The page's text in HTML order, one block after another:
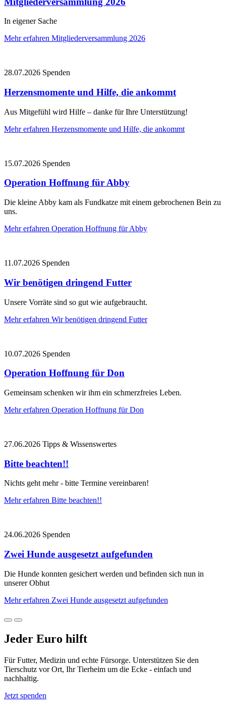
In eigener Sache
Mehr erfahren Mitgliederversammlung 2026
28.07.2026 Spenden
Herzensmomente und Hilfe, die ankommt
Aus Mitgefühl wird Hilfe – danke für Ihre Unterstützung!
Mehr erfahren Herzensmomente und Hilfe, die ankommt
15.07.2026 Spenden
Operation Hoffnung für Abby
Die kleine Abby kam als Fundkatze mit einem gebrochenen Bein zu
uns.
Mehr erfahren Operation Hoffnung für Abby
11.07.2026 Spenden
Wir benötigen dringend Futter
Unsere Vorräte sind so gut wie aufgebraucht.
Mehr erfahren Wir benötigen dringend Futter
10.07.2026 Spenden
Operation Hoffnung für Don
Gemeinsam schenken wir ihm ein schmerzfreies Leben.
Mehr erfahren Operation Hoffnung für Don
27.06.2026 Tipps & Wissenswertes
Bitte beachten!!
Nichts geht mehr - bitte Termine vereinbaren!
Mehr erfahren Bitte beachten!!
24.06.2026 Spenden
Zwei Hunde ausgesetzt aufgefunden
Die Hunde konnten gesichert werden und befinden sich nun in
unserer Obhut
Mehr erfahren Zwei Hunde ausgesetzt aufgefunden
Jeder Euro hilft
Für Futter, Medizin und echte Fürsorge. Unterstützen Sie den
Tierschutz vor Ort, Ihr Tierheim um die Ecke - einfach und
nachhaltig.
Jetzt spenden